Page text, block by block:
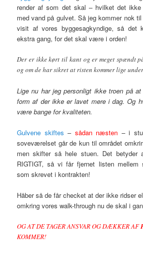
render af som det skal – hvilket det
med vand på gulvet. Så jeg kommer nok
visit af vores byggesagkyndige, så det
ekstra gang, for det skal være i orden!
Der er ikke kørt til kant og er meget spændt
og om de har sikret at risten kommer lige
Lige nu har jeg personligt ikke troen på
form af der ikke er lavet mere i dag. Og
være bange for kvaliteten.
Gulvene skiftes – sådan næsten – i
soveværelset går de kun til området
men skifter så hele stuen. Det
RIGTIGT, så vi får fjernet listen
som skrevet i kontrakten!
Håber så de får checket at der ikke ridser
omkring vores walk-through nu de skal i
OG AT DE TAGER ANSVAR OG DÆKKER AF
KOMMER!